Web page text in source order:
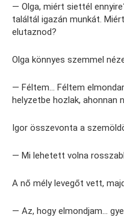
— Olga, miért siettél
találtál igazán munkát.
elutaznod?
Olga könnyes szemmel
— Féltem… Féltem
helyzetbe hozlak, ahonnan
Igor összevonta a
— Mi lehetett volna
A nő mély levegőt vett,
— Az, hogy elmondjam…